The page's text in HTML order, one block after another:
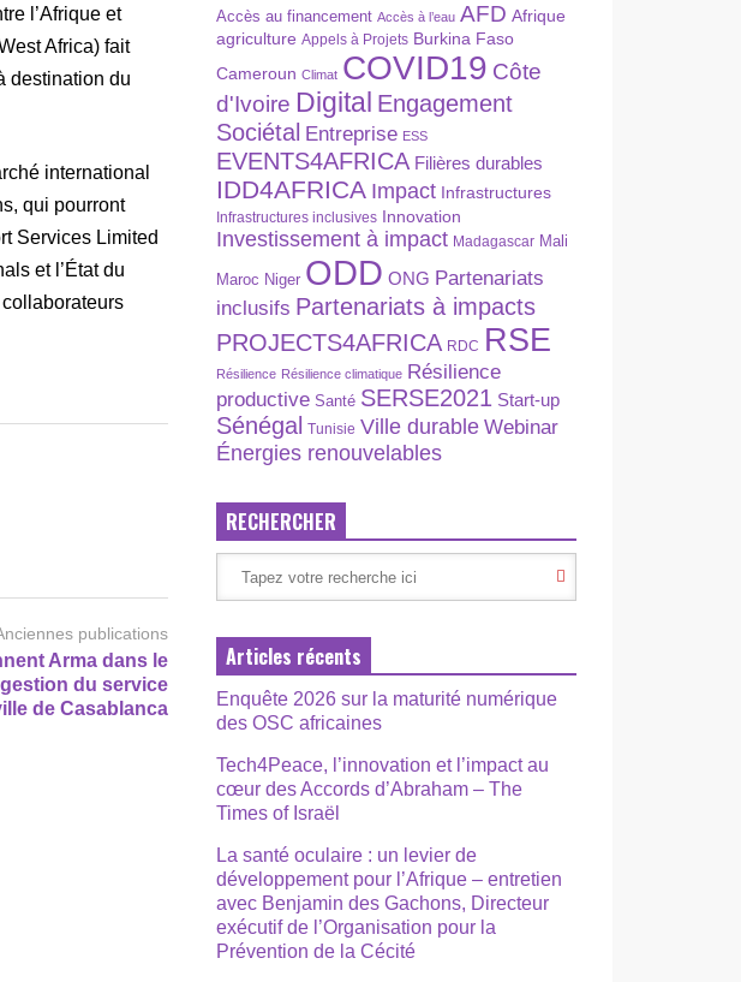
l’Afrique et
Africa) fait
destination du
international
qui pourront
Services Limited
et l’État du
publications
Arma dans le
du service
de Casablanca
Accès au financement Accès à l’eau AFD Afrique
agriculture Appels à Projets Burkina Faso
Cameroun Climat COVID19 Côte
d'Ivoire Digital Engagement
Sociétal Entreprise ESS
EVENTS4AFRICA Filières durables
IDD4AFRICA Impact Infrastructures
Infrastructures inclusives Innovation
Investissement à impact Madagascar Mali
Maroc Niger ODD ONG Partenariats
inclusifs Partenariats à impacts
PROJECTS4AFRICA RDC RSE
Résilience Résilience climatique Résilience
productive Santé SERSE2021 Start-up
Sénégal Tunisie Ville durable Webinar
Énergies renouvelables
RECHERCHER
Articles récents
Enquête 2026 sur la maturité numérique
des OSC africaines
Tech4Peace, l’innovation et l’impact au
cœur des Accords d’Abraham – The
Times of Israël
La santé oculaire : un levier de
développement pour l’Afrique – entretien
avec Benjamin des Gachons, Directeur
exécutif de l’Organisation pour la
Prévention de la Cécité